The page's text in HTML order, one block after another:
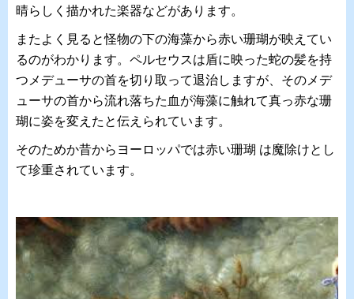
晴らしく描かれた楽器などがあります。
またよく見ると怪物の下の海藻から赤い珊瑚が映えてい
るのがわかります。ペルセウスは盾に映った蛇の髪を持
つメデューサの首を切り取って退治しますが、そのメデ
ューサの首から流れ落ちた血が海藻に触れて真っ赤な珊
瑚に姿を変えたと伝えられています。
そのためか昔からヨーロッパでは赤い珊瑚 は魔除けとし
て珍重されています。